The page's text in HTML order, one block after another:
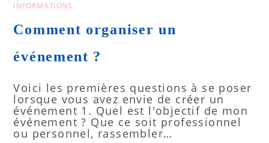
INFORMATIONS
Comment organiser un
événement ?
Voici les premières questions à se poser
lorsque vous avez envie de créer un
événement 1. Quel est l'objectif de mon
événement ? Que ce soit professionnel
ou personnel, rassembler…